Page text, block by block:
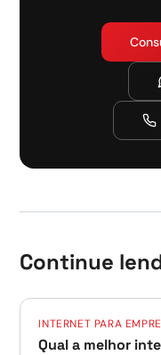
Continue
INTERNET PARA
Qual a melhor